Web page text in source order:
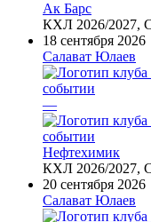
Ак Барс
КХЛ 2026/2027,
18 сентября 2026
Салават Юлаев
—
Нефтехимик
КХЛ 2026/2027,
20 сентября 2026
Салават Юлаев